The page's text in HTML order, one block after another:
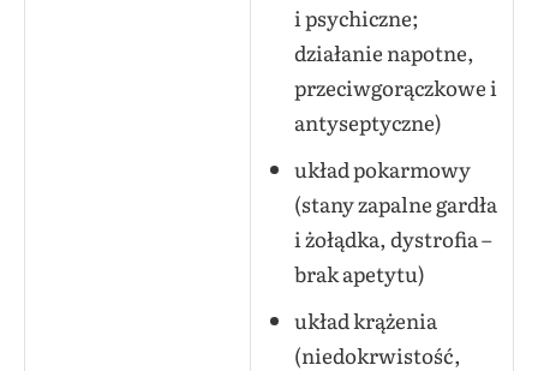
i psychiczne;
działanie napotne,
przeciwgorączkowe i
antyseptyczne)
układ pokarmowy
(stany zapalne gardła
i żołądka, dystrofia –
brak apetytu)
układ krążenia
(niedokrwistość,